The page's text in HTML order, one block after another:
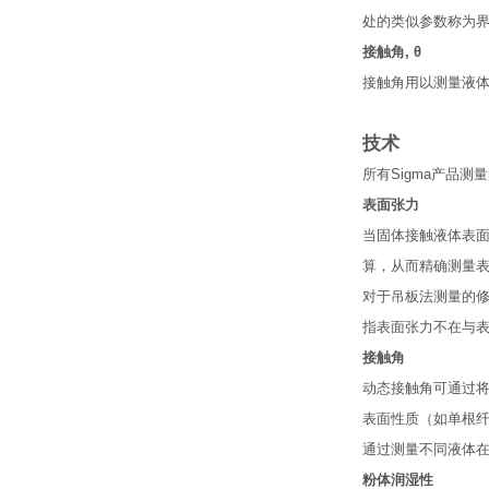
处的类似参数称为
接触角, θ
接触角用以测量液
技术
所有Sigma产品测
表面张力
当固体接触液体表
算，从而精确测量
对于吊板法测量的
指表面张力不在与
接触角
动态接触角可通过
表面性质（如单根
通过测量不同液体
粉体润湿性